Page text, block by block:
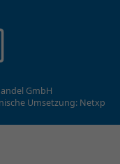
GmbH
Umsetzung: Netxp